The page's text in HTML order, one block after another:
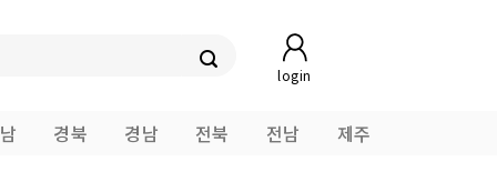
login
경북 경남 전북 전남 제주